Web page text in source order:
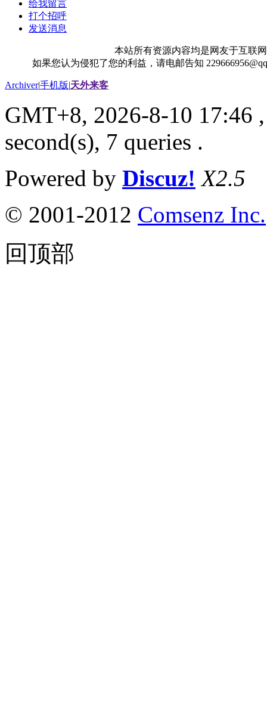
给我留言
打个招呼
发送消息
本站所有资源内容均是网友于互联
如果您认为侵犯了您的利益，请电邮告知
Archiver|手机版|天外来客
GMT+8, 2026-8-10 17:46
second(s), 7 queries .
Powered by Discuz! X2.5
© 2001-2012 Comsenz Inc.
回顶部